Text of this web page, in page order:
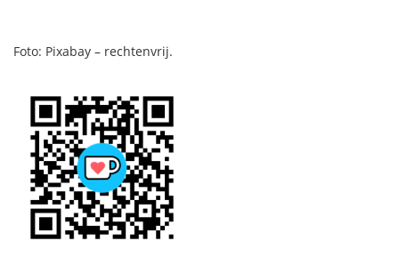
Foto: Pixabay – rechtenvrij.